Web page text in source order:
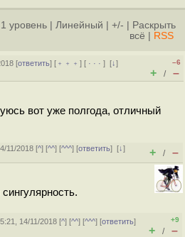
1 уровень Линейный +/-
Раскрыть
всё
RSS
[ответить] [ ﹢﹢﹢] [ · · ·][↓]
–6
+ / –
вот уже полгода, отличный
11/2018 [^] [^^] [^^^] [ответить][↓]
+ / –
14/11/2018 [^] [^^] [^^^] [ответить]
+9
+ / –